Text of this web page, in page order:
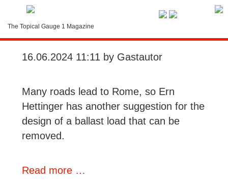
The Topical Gauge 1 Magazine
Ballast for the MOW Car
16.06.2024 11:11 by Gastautor
Many roads lead to Rome, so Ern
Hettinger has another suggestion for the
design of a ballast load that can be
removed.
Read more …
LOGIN
Contact
Subscription
Instructions